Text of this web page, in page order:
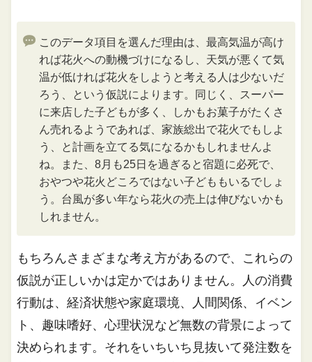
このデータ項目を選んだ理由は、最高気温が高け
れば花火への動機づけになるし、天気が悪くて気
温が低ければ花火をしようと考える人は少ないだ
ろう、という仮説によります。同じく、スーパー
に来店した子どもが多く、しかもお菓子がたくさ
ん売れるようであれば、家族総出で花火でもしよ
う、と計画を立てる気になるかもしれませんよ
ね。また、8月も25日を過ぎると宿題に必死で、
おやつや花火どころではない子どももいるでしょ
う。台風が多い年なら花火の売上は伸びないかも
しれません。
もちろんさまざまな考え方があるので、これらの
仮説が正しいかは定かではありません。人の消費
行動は、経済状態や家庭環境、人間関係、イベン
ト、趣味嗜好、心理状況など無数の背景によって
決められます。それをいちいち見抜いて発注数を